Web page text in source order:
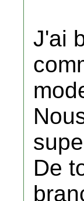
J'ai
De